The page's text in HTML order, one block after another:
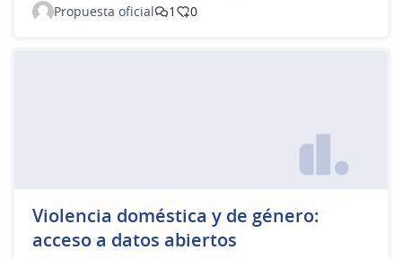
Propuesta oficial 1 0
Violencia doméstica y de género:
acceso a datos abiertos